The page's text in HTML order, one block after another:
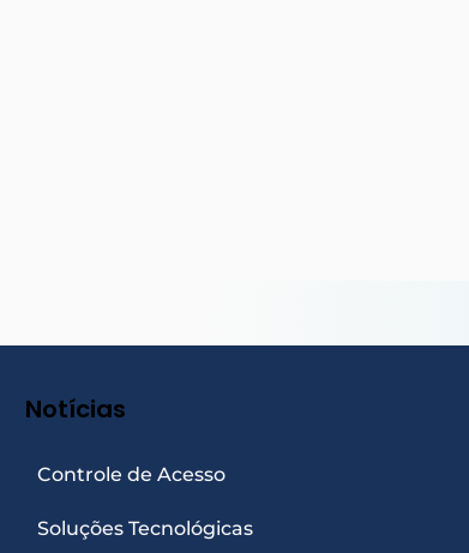
Notícias
Controle de Acesso
Soluções Tecnológicas